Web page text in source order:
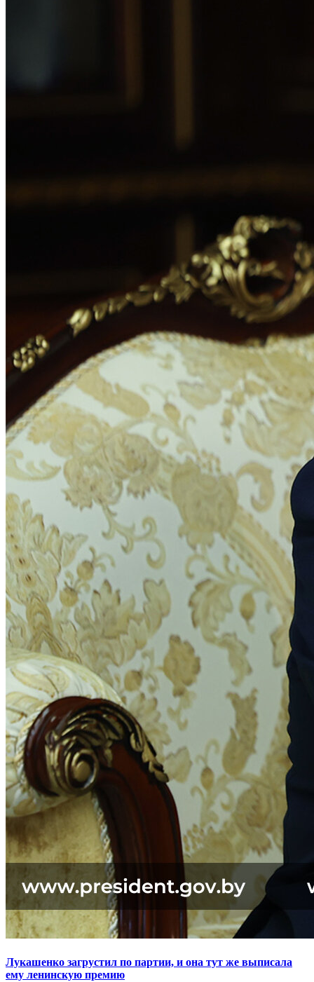
Лукашенко загрустил по партии, и она тут же выписала
ему ленинскую премию